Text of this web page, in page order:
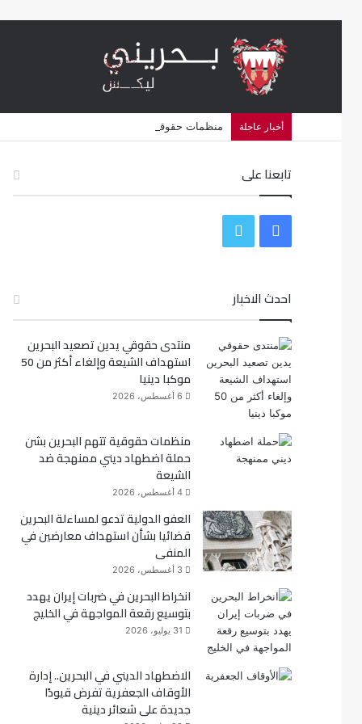
أخبار عاجلة منظمات حقوقية تتهم البحرين بشن حملة اضطهاد
تابعنا على
س
و
ك
ي
ر
احدث الاخبار
منتدى حقوقي يدين تصعيد البحرين
استهداف الشيعة وإلغاء أكثر من 50
موكبا دينيا
6 أغسطس، 2026
منظمات حقوقية تتهم البحرين بشن
حملة اضطهاد ديني ممنهجة ضد
الشيعة
4 أغسطس، 2026
العفو الدولية تدعو لمساءلة البحرين
قضائيا بشأن استهداف معارضين في
المنفى
3 أغسطس، 2026
انخراط البحرين في ضربات إيران يهدد
بتوسيع رقعة المواجهة في الخليج
31 يوليو، 2026
الاضطهاد الديني في البحرين.. إدارة
الأوقاف الجعفرية تفرض قيودًا
جديدة على شعائر دينية